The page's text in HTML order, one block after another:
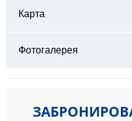
Карта
SN10 4HE
Фотогалерея